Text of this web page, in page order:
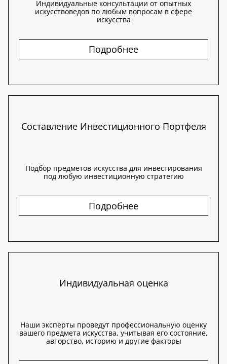
Индивидуальные консультации от опытных
искусствоведов по любым вопросам в сфере
искусства
Подробнее
Составление Инвестиционного Портфеля
Подбор предметов искусства для инвестирования
под любую инвестиционную стратегию
Подробнее
Индивидуальная оценка
Наши эксперты проведут профессиональную оценку
вашего предмета искусства, учитывая его состояние,
авторство, историю и другие факторы